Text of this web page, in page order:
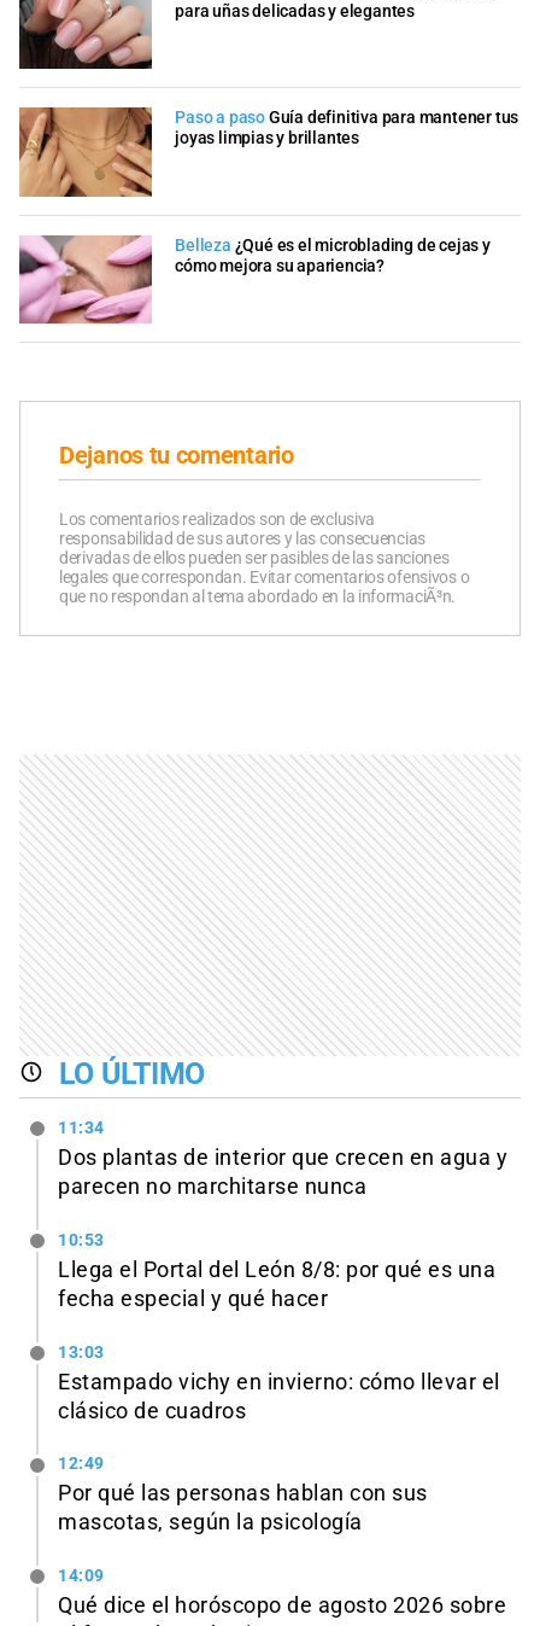
para uñas delicadas y elegantes
Paso a pasoGuía definitiva para mantener tus
joyas limpias y brillantes
Belleza ¿Qué es el microblading de cejas y
cómo mejora su apariencia?
Dejanos tu comentario
Los comentarios realizados son de exclusiva
responsabilidad de sus autores y las consecuencias
derivadas de ellos pueden ser pasibles de las sanciones
legales que correspondan. Evitar comentarios ofensivos o
que no respondan al tema abordado en la informaciÃ³n.
LO ÚLTIMO
11:34
Dos plantas de interior que crecen en agua y
parecen no marchitarse nunca
10:53
Llega el Portal del León 8/8: por qué es una
fecha especial y qué hacer
13:03
Estampado vichy en invierno: cómo llevar el
clásico de cuadros
12:49
Por qué las personas hablan con sus
mascotas, según la psicología
14:09
Qué dice el horóscopo de agosto 2026 sobre